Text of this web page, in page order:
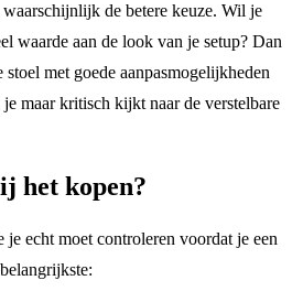
de betere keuze. Wil je
waarde aan de look van je setup? Dan
met goede aanpasmogelijkheden
maar kritisch kijkt naar de verstelbare
het kopen?
je echt moet controleren voordat je een